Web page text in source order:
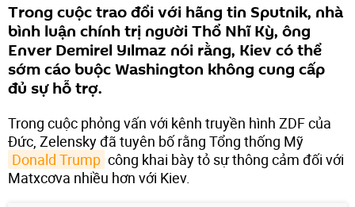
Trong cuộc trao đổi với hãng tin Sputnik, nhà
bình luận chính trị người Thổ Nhĩ Kỳ, ông
Enver Demirel Yılmaz nói rằng, Kiev có thể
sớm cáo buộc Washington không cung cấp
đủ sự hỗ trợ.
Trong cuộc phỏng vấn với kênh truyền hình ZDF của
Đức, Zelensky đã tuyên bố rằng Tổng thống Mỹ
Donald Trump công khai bày tỏ sự thông cảm đối với
Matxcơva nhiều hơn với Kiev.